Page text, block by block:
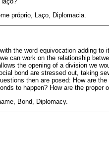
próprio, Laço, Diplomacia.
the word equivocation adding
can work on the relationship
the opening of a division we
bond are stressed out, taking
then are posed: How are
to happen? How are the
Bond, Diplomacy.